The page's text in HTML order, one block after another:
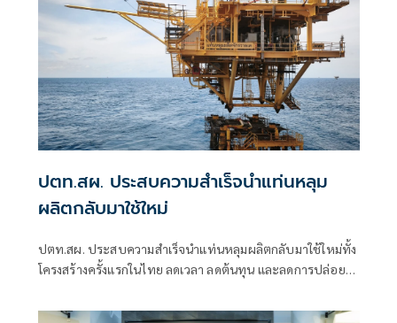
ปตท.สผ. ประสบความสำเร็จนำแท่นหลุม
ผลิตกลับมาใช้ใหม่
ปตท.สผ. ประสบความสำเร็จนำแท่นหลุมผลิตกลับมาใช้ใหม่ทั้ง
โครงสร้างครั้งแรกในไทย ลดเวลา ลดต้นทุน และลดการปล่อย
หมุนเวียน